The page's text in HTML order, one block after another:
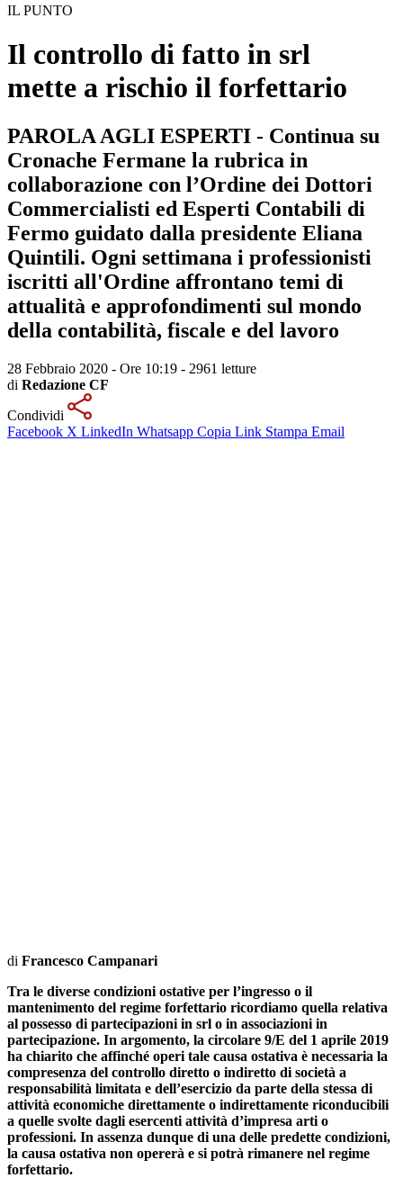
IL PUNTO
Il controllo di fatto in srl
mette a rischio il forfettario
PAROLA AGLI ESPERTI - Continua su
Cronache Fermane la rubrica in
collaborazione con l’Ordine dei Dottori
Commercialisti ed Esperti Contabili di
Fermo guidato dalla presidente Eliana
Quintili. Ogni settimana i professionisti
iscritti all'Ordine affrontano temi di
attualità e approfondimenti sul mondo
della contabilità, fiscale e del lavoro
28 Febbraio 2020 - Ore 10:19 - 2961 letture
di Redazione CF
Condividi
Facebook X LinkedIn Whatsapp Copia Link Stampa Email
di Francesco Campanari
Tra le diverse condizioni ostative per l’ingresso o il
mantenimento del regime forfettario ricordiamo quella relativa
al possesso di partecipazioni in srl o in associazioni in
partecipazione. In argomento, la circolare 9/E del 1 aprile 2019
ha chiarito che affinché operi tale causa ostativa è necessaria la
compresenza del controllo diretto o indiretto di società a
responsabilità limitata e dell’esercizio da parte della stessa di
attività economiche direttamente o indirettamente riconducibili
a quelle svolte dagli esercenti attività d’impresa arti o
professioni. In assenza dunque di una delle predette condizioni,
la causa ostativa non opererà e si potrà rimanere nel regime
forfettario.